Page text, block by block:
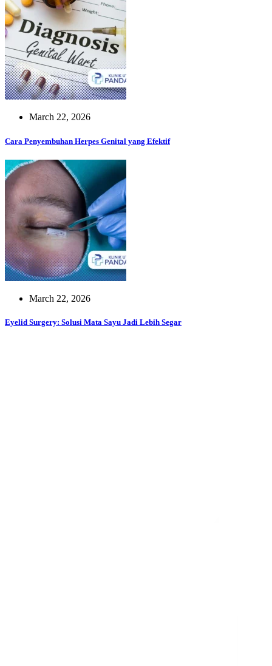
March 22, 2026
Cara Penyembuhan Herpes Genital yang Efektif
March 22, 2026
Eyelid Surgery: Solusi Mata Sayu Jadi Lebih Segar